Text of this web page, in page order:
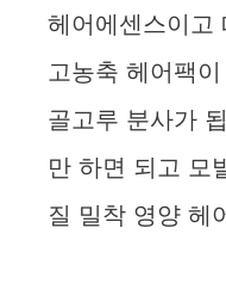
헤어에센스이고
고농축 헤어팩
골고루 분사가
만 하면 되고 모
질 밀착 영양 헤